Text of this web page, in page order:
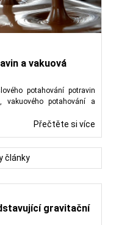
gravitační
a vakuová
potahování potravin
vakuového potahování a
Přečtěte si více
články